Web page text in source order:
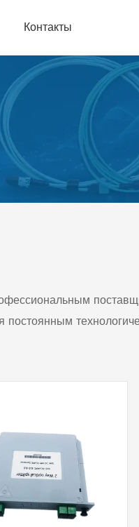
Контакты
постоянным
контроль качества,